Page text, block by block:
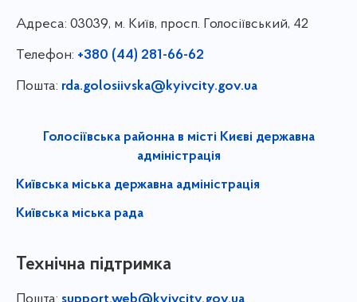
Адреса: 03039, м. Київ, просп. Голосіївський, 42
Телефон: +380 (44) 281-66-62
Пошта: rda.golosiivska@kyivcity.gov.ua
Голосіївська районна в місті Києві державна
адміністрація
Київська міська державна адміністрація
Київська міська рада
Технічна підтримка
Пошта: